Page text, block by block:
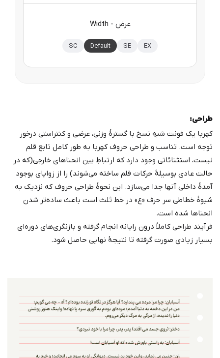
Width - عرض
SC Default SE EX
طراحی:
کهربا یک فونت شبهِ نسخ با گسترۀ وزنی، عرضی و کنتراستی درخور
توجه است. تناسب و طراحی حروف کهربا به طور کامل تابع قلم
نیست، استثنائاتی وجود دارد که ارتباطِ بین انحناهای خارجی(که در
حالت عادی بوسیلۀ حرکات قلم ساخته می‌شوند) را از زوایای بوجود
آمدۀ داخلی آنها جدا می‌سازد. این نحوۀ طراحی حروف که نزدیک به
شیوۀ خطاطی سر حرف «ع» در خط ثلث است باعث ساده‌تر شدن
انحناها شده است.
فرآیند طراحی کاملاً درون رایانه انجام گرفته و بازنگری‌های دوره‌ای
بسیار زیادی صورت گرفته تا نتیجۀ نهایی حاصل شود.